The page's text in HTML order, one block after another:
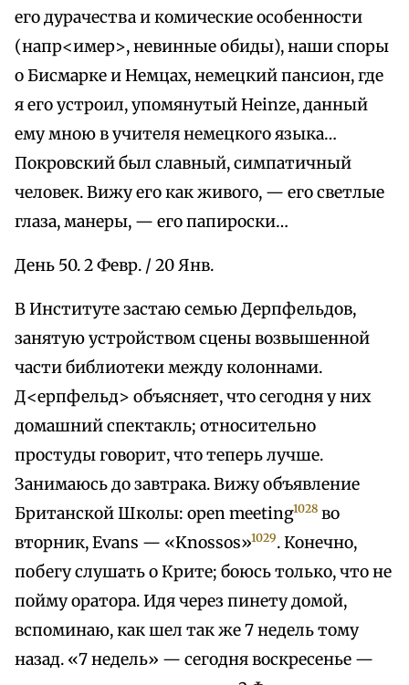
его дурачества и комические особенности
(напр<имер>, невинные обиды), наши споры
о Бисмарке и Немцах, немецкий пансион, где
я его устроил, упомянутый Heinze, данный
ему мною в учителя немецкого языка…
Покровский был славный, симпатичный
человек. Вижу его как живого, — его светлые
глаза, манеры, — его папироски…
День 50. 2 Февр. / 20 Янв.
В Институте застаю семью Дерпфельдов,
занятую устройством сцены возвышенной
части библиотеки между колоннами.
Д<ерпфельд> объясняет, что сегодня у них
домашний спектакль; относительно
простуды говорит, что теперь лучше.
Занимаюсь до завтрака. Вижу объявление
Британской Школы: open meeting1028 во
вторник, Evans — «Knossos»1029. Конечно,
побегу слушать о Крите; боюсь только, что не
пойму оратора. Идя через пинету домой,
вспоминаю, как шел так же 7 недель тому
назад. «7 недель» — сегодня воскресенье —